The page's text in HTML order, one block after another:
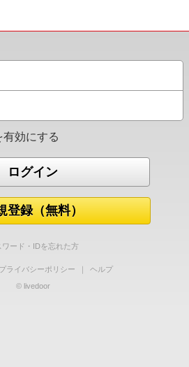
有効にする
登録（無料）
ワード・IDを忘れた方
プライバシーポリシー ｜
ヘルプ
© livedoor